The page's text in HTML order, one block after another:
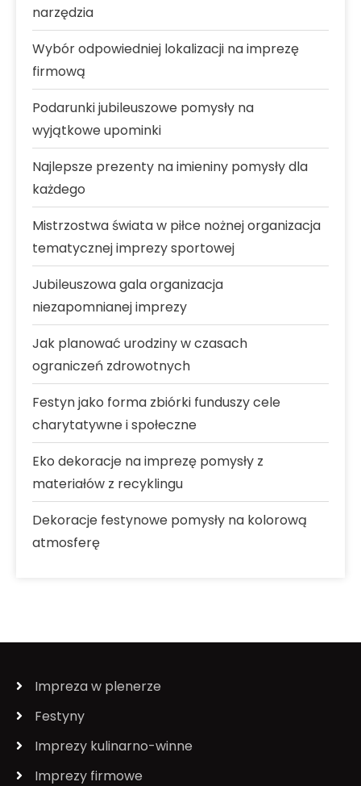
narzędzia
Wybór odpowiedniej lokalizacji na imprezę
firmową
Podarunki jubileuszowe pomysły na
wyjątkowe upominki
Najlepsze prezenty na imieniny pomysły dla
każdego
Mistrzostwa świata w piłce nożnej organizacja
tematycznej imprezy sportowej
Jubileuszowa gala organizacja
niezapomnianej imprezy
Jak planować urodziny w czasach
ograniczeń zdrowotnych
Festyn jako forma zbiórki funduszy cele
charytatywne i społeczne
Eko dekoracje na imprezę pomysły z
materiałów z recyklingu
Dekoracje festynowe pomysły na kolorową
atmosferę
Impreza w plenerze
Festyny
Imprezy kulinarno-winne
Imprezy firmowe